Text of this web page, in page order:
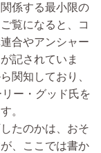
係する最小限の
覧になると、コ
合やアンシャー
記されていま
関知しており、
ー・グッド氏を
。
たのかは、おそ
、ここでは書か